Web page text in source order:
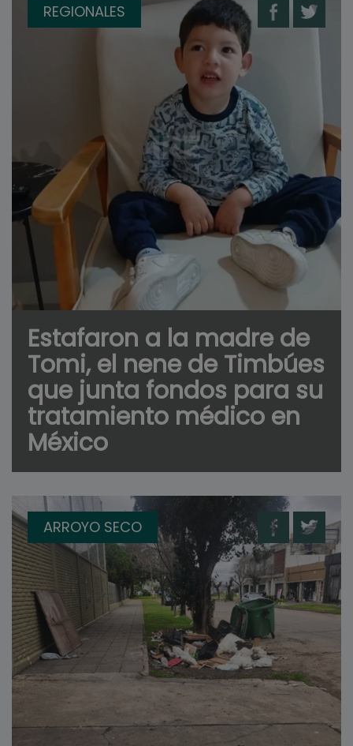
REGIONALES
Estafaron a la madre de
Tomi, el nene de Timbúes
que junta fondos para su
tratamiento médico en
México
ARROYO SECO